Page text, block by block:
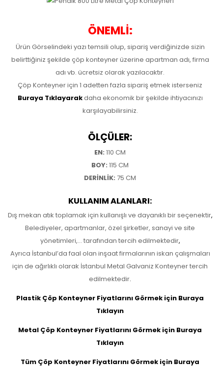
ÖNEMLİ:
Ürün Görselindeki yazı temsili olup, sipariş verdiğinizde sizin
belirttiğiniz şekilde çöp konteyner üzerine apartman adı, firma
adı vb. ücretsiz olarak yazılacaktır.
Çöp Konteyner için 1 adetten fazla sipariş etmek isterseniz
Buraya Tıklayarakdaha ekonomik bir şekilde ihtiyacınızı
karşılayabilirsiniz.
ÖLÇÜLER:
EN: 110 CM
BOY: 115 CM
DERİNLİK: 75 CM
KULLANIM ALANLARI:
Dış mekan atık toplamak için kullanışlı ve dayanıklı bir seçenektir,
Belediyeler, apartmanlar, özel şirketler, sanayi ve site
yönetimleri,… tarafından tercih edilmektedir,
Ayrıca İstanbul’da faal olan inşaat firmalarının iskan çalışmaları
için de ağırlıklı olarak İstanbul Metal Galvaniz Konteyner tercih
edilmektedir.
Plastik Çöp Konteyner Fiyatlarını Görmek için Buraya
Tıklayın
Metal Çöp Konteyner Fiyatlarını Görmek için Buraya
Tıklayın
Tüm Çöp Konteyner Fiyatlarını Görmek için Buraya